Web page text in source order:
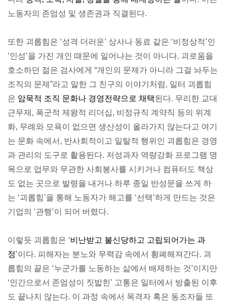
노동자의 존엄성 및 생존권과 직결된다.
또한 괴롭힘은 ‘성격 더러운’ 상사나 동료 같은 ‘비정상적’인
‘인성’을 가진 개인 때문에 일어나는 것이 아니다. 괴로움을
호소하던 젊은 검사에게 “개인의 문제가 아니라 그걸 놔두는
조직의 문제”라고 말한 그 친구의 이야기처럼, 일터 괴롭힘
은 암묵적 조직 문화나 경영전략으로 채택된다. 무리한 교대
근무제, 폭군적 제왕적 리더십, 비정규직 계약직 등의 위계
화, 무례와 모욕이 없으면 생산성이 올라가지 않는다고 여기
는 문화 속에서, 반사회적이고 일탈적 행위인 괴롭힘은 경영
과 관리의 도구로 활용된다. 저성과자 역량강화 프로그램 명
목으로 업무와 무관한 사회봉사를 시키거나 컴퓨터도 책상
도 없는 곳으로 발령을 내거나 하루 종일 반성문을 쓰게 하
는 ‘괴롭힘’을 통해 노동자가 해고를 ‘선택’하게 만드는 것은
기업의 ‘관행’이 되어 버렸다.
이렇듯 괴롭힘은 ‘비난받고 불신당하고 고립되어가는 과
정’이다. 피해자는 분노와 무력감 속에서 황폐해져간다. 괴
롭힘의 끝은 ‘누군가를 노동하는 삶에서 배제하는 것’이지만
‘인간으로서 존엄성이 짓밟힌’ 고통은 일터에서 방출된 이후
도 끝나지 않는다. 이 과정 속에서 목격자 혹은 동조자들 또